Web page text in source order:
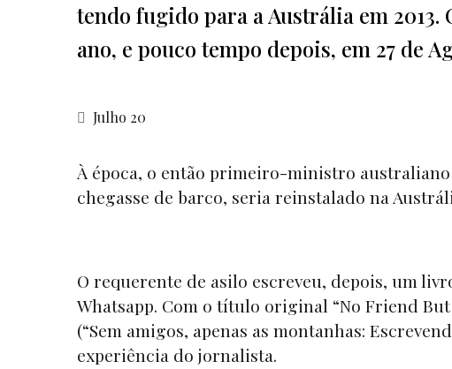
tendo fugido para a Austrália em
ano, e pouco tempo depois, em 27 de
Julho 20
À época, o então primeiro-ministro
chegasse de barco, seria reinstalado na
O requerente de asilo escreveu, depois, um
Whatsapp. Com o título original “No Friend
(“Sem amigos, apenas as montanhas:
experiência do jornalista.